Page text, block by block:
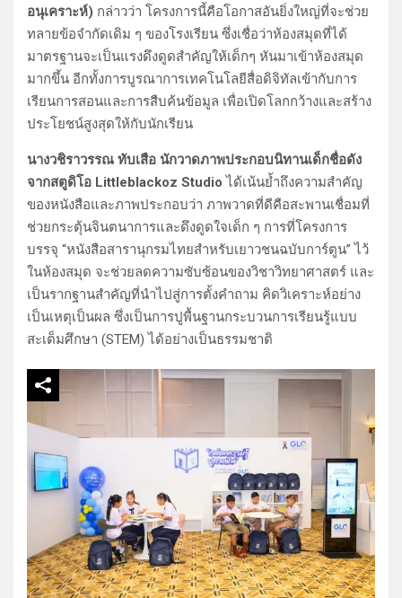
อนุเคราะห์) กล่าวว่า โครงการนี้คือโอกาสอันยิ่งใหญ่ที่จะช่วย
ทลายข้อจำกัดเดิม ๆ ของโรงเรียน ซึ่งเชื่อว่าห้องสมุดที่ได้
มาตรฐานจะเป็นแรงดึงดูดสำคัญให้เด็กๆ หันมาเข้าห้องสมุด
มากขึ้น อีกทั้งการบูรณาการเทคโนโลยีสื่อดิจิทัลเข้ากับการ
เรียนการสอนและการสืบค้นข้อมูล เพื่อเปิดโลกกว้างและสร้าง
ประโยชน์สูงสุดให้กับนักเรียน
นางวชิราวรรณ ทับเสือ นักวาดภาพประกอบนิทานเด็กชื่อดัง
จากสตูดิโอ Littleblackoz Studio ได้เน้นย้ำถึงความสำคัญ
ของหนังสือและภาพประกอบว่า ภาพวาดที่ดีคือสะพานเชื่อมที่
ช่วยกระตุ้นจินตนาการและดึงดูดใจเด็ก ๆ การที่โครงการ
บรรจุ “หนังสือสารานุกรมไทยสำหรับเยาวชนฉบับการ์ตูน” ไว้
ในห้องสมุด จะช่วยลดความซับซ้อนของวิชาวิทยาศาสตร์ และ
เป็นรากฐานสำคัญที่นำไปสู่การตั้งคำถาม คิดวิเคราะห์อย่าง
เป็นเหตุเป็นผล ซึ่งเป็นการปูพื้นฐานกระบวนการเรียนรู้แบบ
สะเต็มศึกษา (STEM) ได้อย่างเป็นธรรมชาติ